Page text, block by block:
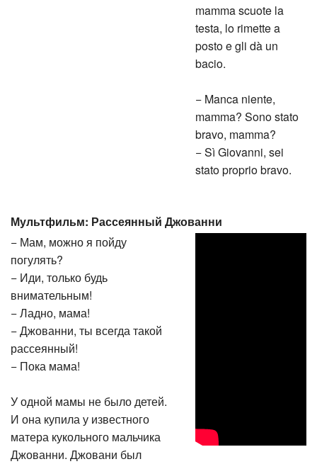
mamma scuote la
testa, lo rimette a
posto e gli dà un
bacio.
− Manca niente,
mamma? Sono stato
bravo, mamma?
− Sì Giovanni, sei
stato proprio bravo.
Мультфильм: Рассеянный Джованни
− Мам, можно я пойду
погулять?
− Иди, только будь
внимательным!
− Ладно, мама!
− Джованни, ты всегда такой
рассеянный!
− Пока мама!
У одной мамы не было детей.
И она купила у известного
матера кукольного мальчика
Джованни. Джовани был